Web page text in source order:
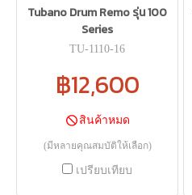
Tubano Drum Remo รุ่น 100
Series
TU-1110-16
฿12,600
สินค้าหมด
(มีหลายคุณสมบัติให้เลือก)
เปรียบเทียบ